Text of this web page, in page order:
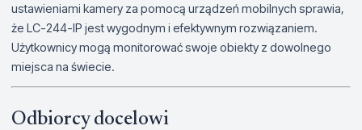
ustawieniami kamery za pomocą urządzeń mobilnych sprawia,
że LC-244-IP jest wygodnym i efektywnym rozwiązaniem.
Użytkownicy mogą monitorować swoje obiekty z dowolnego
miejsca na świecie.
Odbiorcy docelowi